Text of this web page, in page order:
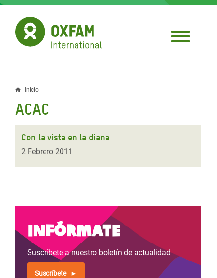
Pasar
contenido
principal
Sobrescribir
enlaces
de
ayuda
a
Inicio
ACAC
Con la vista en la diana
2 Febrero 2011
Infórmate
Suscríbete a nuestro boletín de actualidad
Suscríbete